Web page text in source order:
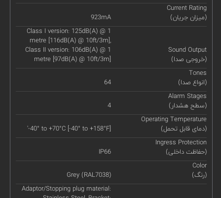
Current Rating
(میزان جریان)
923mA
Sound Output
(خروجی صدا)
Class I version: 125dB(A) @ 1
metre [116dB(A) @ 10ft/3m],
Class II version: 106dB(A) @ 1
metre [97dB(A) @ 10ft/3m]
Tones
(انواع صدا)
64
Alarm Stages
(سطح هشدار)
4
Operating Temperature
(دمای قابل تحمل)
'-40° to +70°C [-40° to +158°F]
Ingress Protection
(حفاظت داخلی)
IP66
Color
(رنگ)
Grey (RAL7038)
Adaptor/Stopping plug material: